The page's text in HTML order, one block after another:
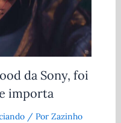
da Sony, foi
importa
/ Por Zazinho